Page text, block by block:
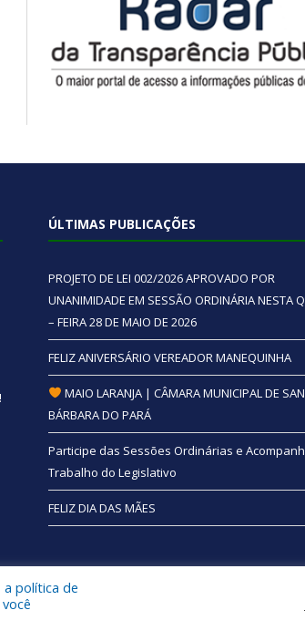
!
ÚLTIMAS PUBLICAÇÕES
PROJETO DE LEI 002/2026 APROVADO POR
UNANIMIDADE EM SESSÃO ORDINÁRIA NESTA
– FEIRA 28 DE MAIO DE 2026
FELIZ ANIVERSÁRIO VEREADOR MANEQUINHA
MAIO LARANJA | CÂMARA MUNICIPAL DE
BÁRBARA DO PARÁ
Participe das Sessões Ordinárias e
Trabalho do Legislativo
FELIZ DIA DAS MÃES
do Site Acessar
política de
você